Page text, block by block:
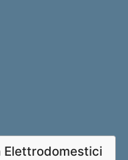
Elettrodomestici